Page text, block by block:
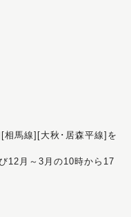
馬線][大秋･居森平線]を
12月～3月の10時から17